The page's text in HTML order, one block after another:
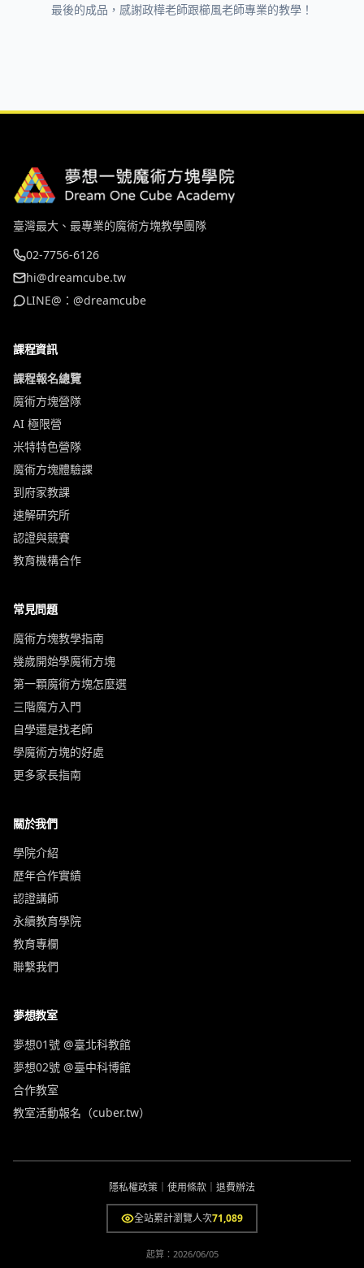
最後的成品，感謝政樺老師跟櫛風老師專業的教學！
臺灣最大、最專業的魔術方塊教學團隊
02-7756-6126
hi@dreamcube.tw
LINE@：@dreamcube
課程資訊
課程報名總覽
魔術方塊營隊
AI 極限營
米特特色營隊
魔術方塊體驗課
到府家教課
速解研究所
認證與競賽
教育機構合作
常見問題
魔術方塊教學指南
幾歲開始學魔術方塊
第一顆魔術方塊怎麼選
三階魔方入門
自學還是找老師
學魔術方塊的好處
更多家長指南
關於我們
學院介紹
歷年合作實績
認證講師
永續教育學院
教育專欄
聯繫我們
夢想教室
夢想01號 @臺北科教館
夢想02號 @臺中科博館
合作教室
教室活動報名（cuber.tw）
隱私權政策 使用條款 退費辦法
全站累計瀏覽人次71,089
起算： 2026/06/05